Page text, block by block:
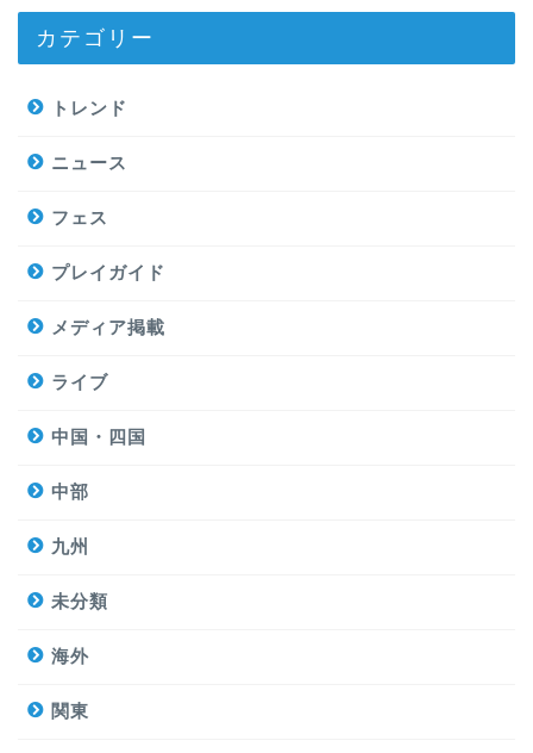
カテゴリー
トレンド
ニュース
フェス
プレイガイド
メディア掲載
ライブ
中国・四国
中部
九州
未分類
海外
関東